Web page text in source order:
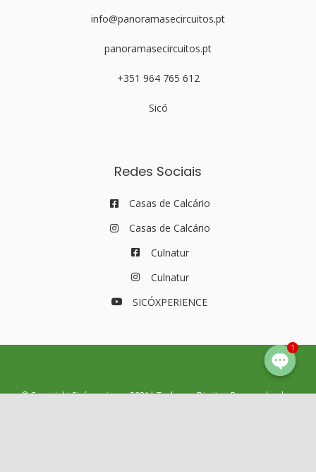
info@panoramasecircuitos.pt
panoramasecircuitos.pt
+351 964 765 612
Sicó
Redes Sociais
Casas de Calcário
Casas de Calcário
Culnatur
Culnatur
SICÓXPERIENCE
© Copyright Sicóxperience 2021| Todos os Direitos Reservados |
1